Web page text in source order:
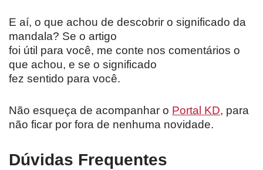
E aí, o que achou de descobrir o significado da
mandala? Se o artigo
foi útil para você, me conte nos comentários o
que achou, e se o significado
fez sentido para você.
Não esqueça de acompanhar o Portal KD, para
não ficar por fora de nenhuma novidade.
Dúvidas Frequentes